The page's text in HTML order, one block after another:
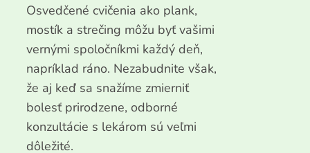
Osvedčené cvičenia ako plank,
mostík a strečing môžu byť vašimi
vernými spoločníkmi každý deň,
napríklad ráno. Nezabudnite však,
že aj keď sa snažíme zmierniť
bolesť prirodzene, odborné
konzultácie s lekárom sú veľmi
dôležité.